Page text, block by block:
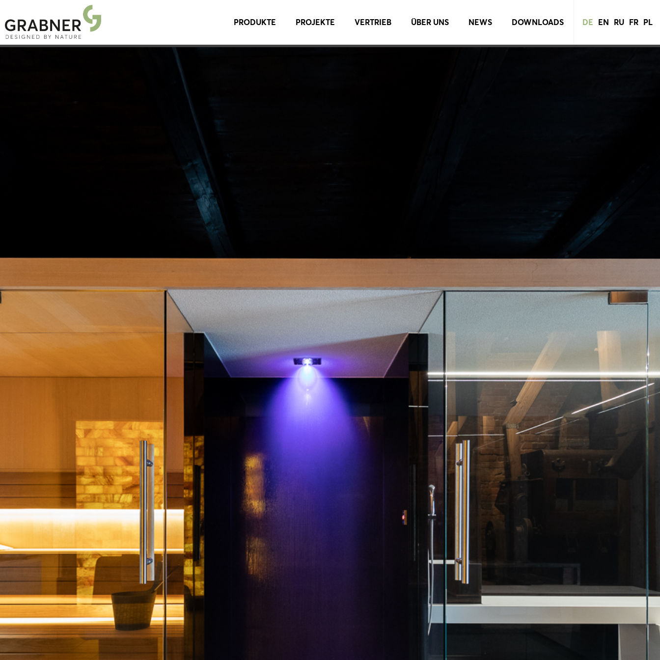
DE EN RU FR PL
PRODUKTE PROJEKTE VERTRIEB ÜBER UNS NEWS DOWNLOADS